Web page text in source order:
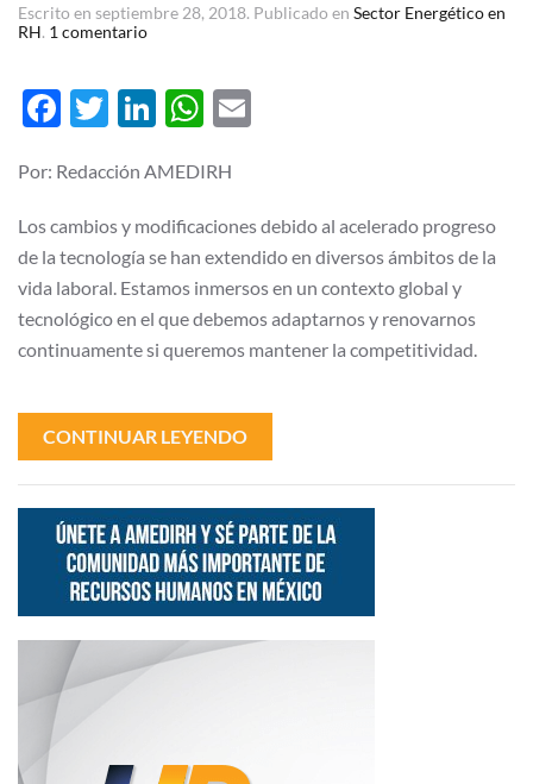
Escrito en septiembre 28, 2018. Publicado en Sector Energético en
RH. 1 comentarioen
la
digitalización
en
Recursos
Humanos
Facebook
Twitter
LinkedIn
WhatsApp
Por: Redacción AMEDIRH
Los cambios y modificaciones debido al acelerado progreso
de la tecnología se han extendido en diversos ámbitos de la
vida laboral. Estamos inmersos en un contexto global y
tecnológico en el que debemos adaptarnos y renovarnos
continuamente si queremos mantener la competitividad.
CONTINUAR LEYENDO